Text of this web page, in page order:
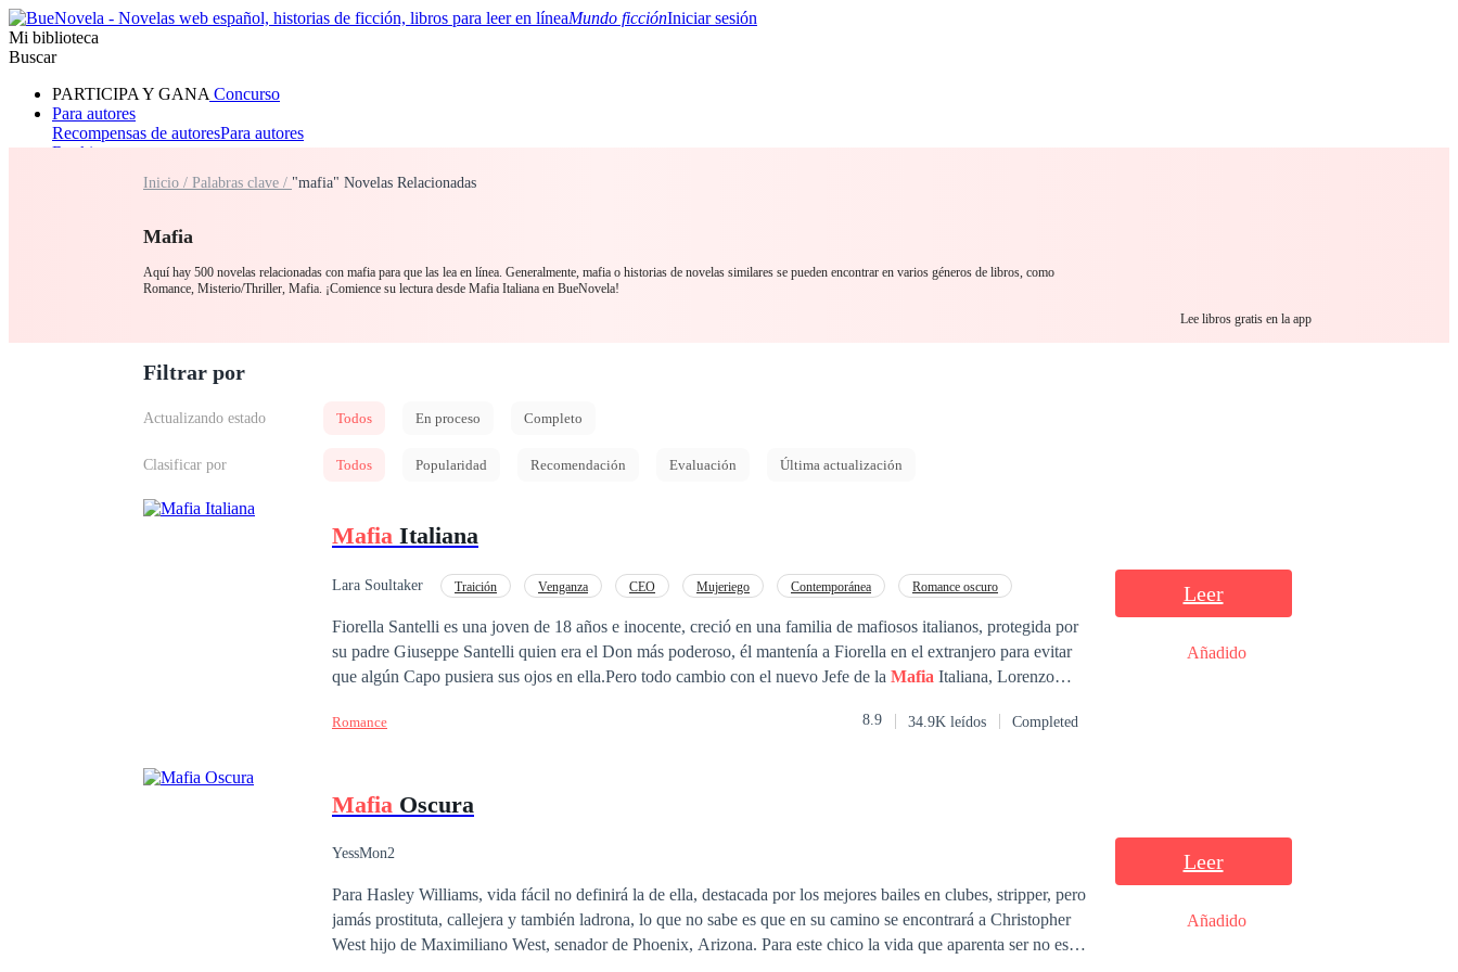
Mundo ficciónIniciar sesión
Mi biblioteca
Buscar
PARTICIPA Y GANA Concurso
Para autores
Recompensas de autoresPara autores
Ranking
RomanceHombre lobo
Inicio / Palabras clave / "mafia" Novelas Relacionadas
Mafia
Aquí hay 500 novelas relacionadas con mafia para que las lea en línea. Generalmente, mafia o historias de novelas similares se pueden encontrar en varios géneros de libros, como
Romance, Misterio/Thriller, Mafia. ¡Comience su lectura desde Mafia Italiana en BueNovela!
Lee libros gratis en la app
Filtrar por
Actualizando estado Todos En proceso Completo
Clasificar por Todos Popularidad Recomendación Evaluación Última actualización
Mafia Italiana
Lara Soultaker Traición Venganza CEO Mujeriego Contemporánea
Romance oscuro
Fiorella Santelli es una joven de 18 años e inocente, creció en una familia de mafiosos italianos, protegida por
su padre Giuseppe Santelli quien era el Don más poderoso, él mantenía a Fiorella en el extranjero para evitar
que algún Capo pusiera sus ojos en ella.Pero todo cambio con el nuevo Jefe de la Mafia Italiana, Lorenzo
mujeriego y no hay mujer que se le resista. Cuando conoce a Fiorella por primera vez queda obsesionado con
Romance 8.9 34.9K leídos Completed
Leer
Añadido
Mafia Oscura
YessMon2
Para Hasley Williams, vida fácil no definirá la de ella, destacada por los mejores bailes en clubes, stripper, pero
jamás prostituta, callejera y también ladrona, lo que no sabe es que en su camino se encontrará a Christopher
West hijo de Maximiliano West, senador de Phoenix, Arizona. Para este chico la vida que aparenta ser no es
Leer
Añadido